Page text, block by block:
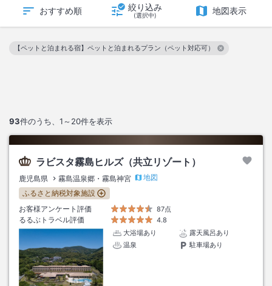
おすすめ順 絞り込み
(選択中) 地図表示
93件のうち、 1～20件を表示
【ペットと泊まれる宿】ペットと泊まれるプラン（ペット対応可）
この絞り込み条件を解除
ラビスタ霧島ヒルズ（共立リゾート）
鹿児島県 霧島温泉郷・霧島神宮
地図
ふるさと納税対象施設
お客様アンケート評価
87点
るるぶトラベル評価
4.8
大浴場あり
露天風呂あり
温泉
駐車場あり